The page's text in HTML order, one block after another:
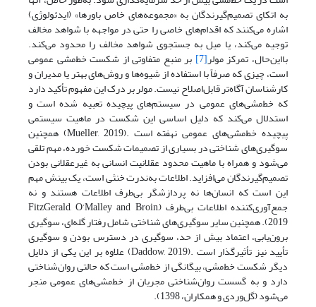
به اتکای تصمیم‌‌‌‌گیرندگان به «مجموعه‌های خاص باورها» (ایدئولوژی)
اشاره می‌‌‌‌کنند که اقدام‌های خاصی را حتی در مواجهه با شواهد مخالف
توجیه می‌‌‌‌کند، یا میل به جستجوی شواهد مخالف را محدود می‌‌‌‌کند.
بااین‌حال، تمرکز مولر[7] بر منبع متفاوتی از شکست خط‌مشی عمومی
است، چیزی که صرفاً با استفاده از شیوه‌‌‌‌ها و روش‌های بهتر یا مدیران و
کارشناسان آگاه‌‌‌‌تر قابل‌اصلاح نیست. مولر بر درک این مفهوم تأکید دارد
که خط‌‌‌‌مشی‌‌‌‌های عمومی در سیستم‌‌‌‌های پیچیده تعبیه شده‌‌‌‌ است و
استدلال می‌‌‌‌کند که دلیل اساسی این شکست در ماهیت سیستمی
پیچیده خط‌‌‌‌مشی‌‌‌‌های عمومی نهفته است .(Mueller, 2019) همچنین
سوگیری‌‌‌‌های شناختی در بسیاری از تصمیمات شکست خورده، مهم تلقی
می‌‌‌‌شود و همراه با ماهیت محدود عقلانیت انسانی به غیرعقلانی بودن
تصمیم‌گیرندگان می‌‌‌‌افزاید. اطلاعات به‌ندرت خنثی است، یک بینش مهم
این است که انسان‌‌‌‌ها نه پردازشگر بی‌‌‌‌طرف اطلاعات هستند و نه
جمع‌‌‌‌آوری‌‌‌‌کننده اطلاعات بی‌‌‌‌طرف (FitzGerald, O’Malley and Broin,
2019). همچنین سایر سوگیری‌‌‌‌های شناختی شامل رفتار گله‌‌‌‌ای، سوگیری
برون‌یابی، اعتماد بیش از حد، سوگیری در دسترس بودن و سوگیری
تأیید نیز تأثیرگذار است .(Daddow, 2019) علاوه بر این یکی از دلایل
دیگر شکست خط‌مشی، بیگانگی از خط‌مشی است که حالتی روان‌شناختی
دارد و به گسست روان‌‌‌‌شناختی مجریان از خط‌‌‌‌مشی‌‌‌‌های عمومی منجر
می‌‌‌‌شود (گل‌وردی و همکاران، 1398).